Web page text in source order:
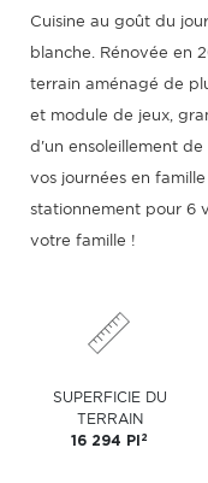
Cuisine au goût du
blanche. Rénovée en
terrain aménagé de
et module de jeux,
d'un ensoleillement
vos journées en
stationnement pour 6
votre famille !
SUPERFICIE DU
TERRAIN
16 294 PI 2